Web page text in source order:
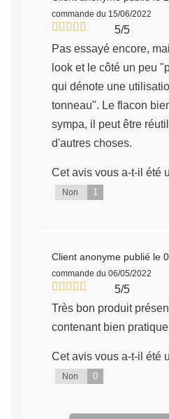
commande du 15/06/2022
5/5
Pas essayé encore,
look et le côté un peu
qui dénote une
tonneau". Le flacon
sympa, il peut être
d'autres choses.
Cet avis vous a-t-il été
Non 1
Client anonyme publié le
commande du 06/05/2022
5/5
Très bon produit
contenant bien
Cet avis vous a-t-il été
Non 0